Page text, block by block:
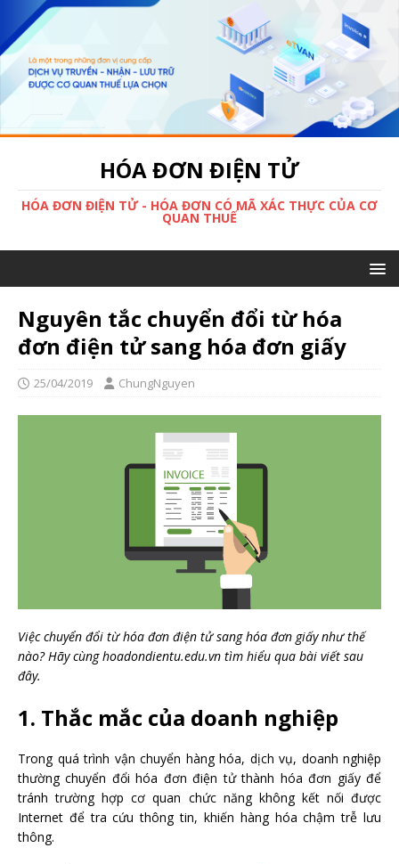
HÓA ĐƠN ĐIỆN TỬ
HÓA ĐƠN ĐIỆN TỬ - HÓA ĐƠN CÓ MÃ XÁC THỰC CỦA CƠ
QUAN THUẾ
Nguyên tắc chuyển đổi từ hóa
đơn điện tử sang hóa đơn giấy
25/04/2019 ChungNguyen
Việc chuyển đổi từ hóa đơn điện tử sang hóa đơn giấy như thế
nào? Hãy cùng hoadondientu.edu.vn tìm hiểu qua bài viết sau
đây.
1. Thắc mắc của doanh nghiệp
Trong quá trình vận chuyển hàng hóa, dịch vụ, doanh nghiệp
thường chuyển đổi hóa đơn điện tử thành hóa đơn giấy để
tránh trường hợp cơ quan chức năng không kết nối được
Internet để tra cứu thông tin, khiến hàng hóa chậm trễ lưu
thông.